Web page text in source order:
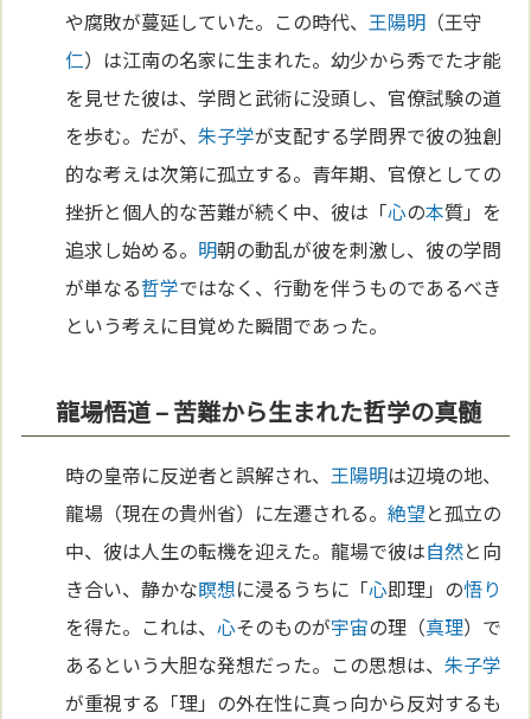
や腐敗が蔓延していた。この時代、 王陽明 （王守
仁）は江南の名家に生まれた。幼少から秀でた才能
を見せた彼は、学問と武術に没頭し、官僚試験の道
を歩む。だが、朱子学が支配する学問界で彼の独創
的な考えは次第に孤立する。青年期、官僚としての
挫折と個人的な苦難が続く中、彼は「心の本質」を
追求し始める。 明朝の動乱が彼を刺激し、彼の学問
が単なる哲学ではなく、行動を伴うものであるべき
という考えに目覚めた瞬間であった。
龍場悟道 – 苦難から生まれた哲学の真髄
時の皇帝に反逆者と誤解され、王陽明は辺境の地、
龍場（現在の貴州省）に左遷される。絶望と孤立の
中、彼は人生の転機を迎えた。龍場で彼は自然と向
き合い、静かな瞑想に浸るうちに「心即理」の悟り
を得た。これは、心そのものが宇宙の理（真理）で
あるという大胆な発想だった。この思想は、朱子学
が重視する「理」の外在性に真っ向から反対するも